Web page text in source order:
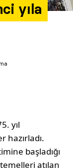
yıla
yıl
hazırladı.
başladığı
atılan